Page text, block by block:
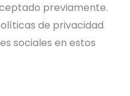
previamente.
de privacidad
sociales en estos